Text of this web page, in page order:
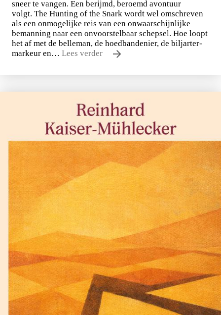
Lewis Carroll
De klopjacht op de sneer
17,50
BESTEL
sneer te vangen. Een berijmd, beroemd avontuur
volgt. The Hunting of the Snark wordt wel omschreven
als een onmogelijke reis van een onwaarschijnlijke
bemanning naar een onvoorstelbaar schepsel. Hoe loopt
het af met de belleman, de hoedbandenier, de biljarter-
markeur en… Lees verder